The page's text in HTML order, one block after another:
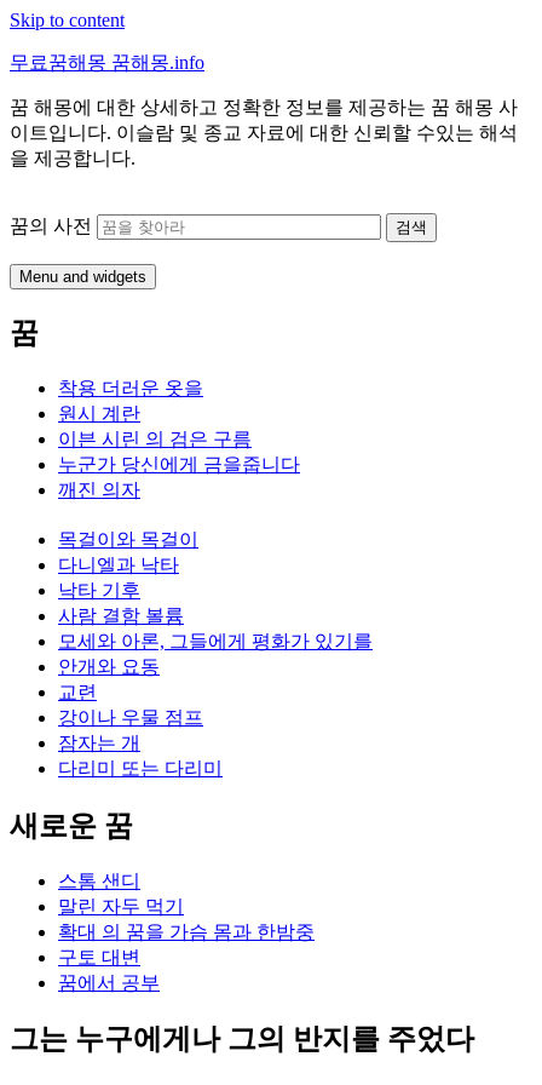
Skip to content
무료꿈해몽 꿈해몽.info
꿈 해몽에 대한 상세하고 정확한 정보를 제공하는 꿈 해몽 사
이트입니다. 이슬람 및 종교 자료에 대한 신뢰할 수있는 해석
을 제공합니다.
꿈의 사전
Menu and widgets
꿈
착용 더러운 옷을
원시 계란
이븐 시린 의 검은 구름
누군가 당신에게 금을줍니다
깨진 의자
목걸이와 목걸이
다니엘과 낙타
낙타 기후
사람 결함 볼륨
모세와 아론, 그들에게 평화가 있기를
안개와 요동
교련
강이나 우물 점프
잠자는 개
다리미 또는 다리미
새로운 꿈
스톰 샌디
말린 자두 먹기
확대 의 꿈을 가슴 몸과 한밤중
구토 대변
꿈에서 공부
그는 누구에게나 그의 반지를 주었다